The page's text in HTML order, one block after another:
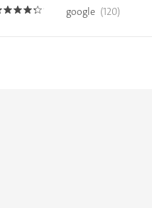
google (120)